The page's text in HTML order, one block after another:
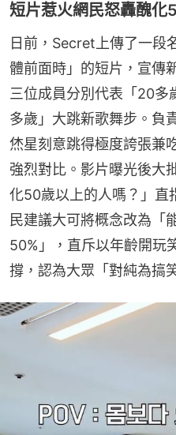
短片惹火網民怒轟醜化
日前，Secret上傳了一段
體前面時」的短片，宣傳
三位成員分別代表「20
多歲」大跳新歌舞步。負
烋星刻意跳得極度誇張兼
強烈對比。影片曝光後大
化50歲以上的人嗎？」直
民建議大可將概念改為「
50%」，直斥以年齡開玩
撐，認為大眾「對純為搞